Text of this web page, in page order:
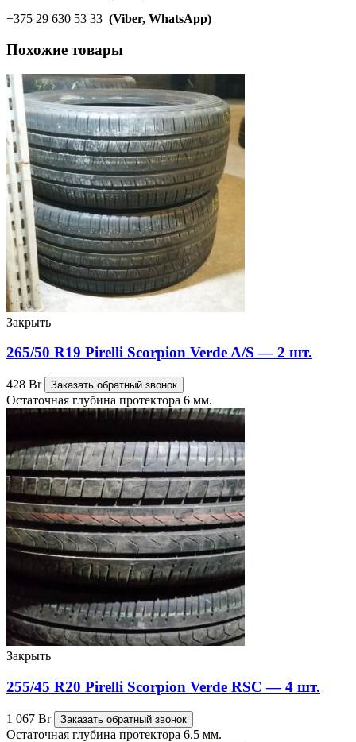
+375 29 630 53 33 (Viber, WhatsApp)
Похожие товары
Закрыть
265/50 R19 Pirelli Scorpion Verde A/S — 2 шт.
428 Br Заказать обратный звонок
Остаточная глубина протектора 6 мм.
Закрыть
255/45 R20 Pirelli Scorpion Verde RSC — 4 шт.
1 067 Br Заказать обратный звонок
Остаточная глубина протектора 6.5 мм.